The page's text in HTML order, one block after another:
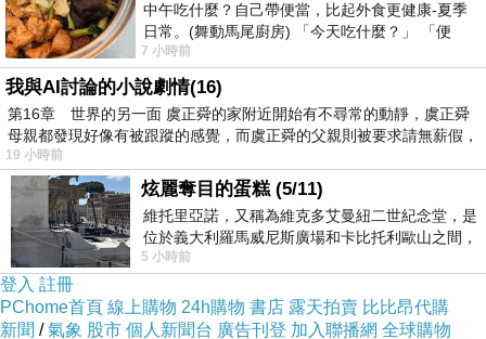
他？名是假名，也會幫助自己貢高我
慢，名字去掉好。從今以後我給人題字
都不用名字。我感恩他，人要有實德，
不要有虛名。我們連實德都沒有，再要
個虛名這就是罪過了。所以他的提醒我
們要感恩，我們不能責怪，責怪那我們
就錯了，我們用感恩的心就對了。毀謗
我的人、批評我的人、陷害我的人，你
看看我每天講經，兩次給他迴向，講經
中午吃什麼？自己帶便當，比起外食更健康-夏季
日常。(舞動馬尾廚房) 「今天吃什麼？」 「便
當？麵？還是炒飯？」 每天都在選擇
7 小時前
我與AI討論的小說劇情(16)
第16章 世界的另一面 虞正舜的家附近開始有不尋常的動靜，虞正舜
母親都發現好像有被跟蹤的感覺，而虞正舜的父親則被要求請無薪假，
19 小時前
炫麗奪目的蛋糕 (5/11)
維托里亞諾，又稱為維克多艾曼紐二世紀念堂，是
位於義大利羅馬威尼斯廣場和卡比托利歐山之間，
用以紀念統一義大利統一後的的第一位國
5 小時前
登入 註冊
PChome首頁 線上購物 24h購物 書店 露天拍賣 比比昂代購
新聞 /氣象 股市 個人新聞台 廣告刊登 加入聯播網 全球購物